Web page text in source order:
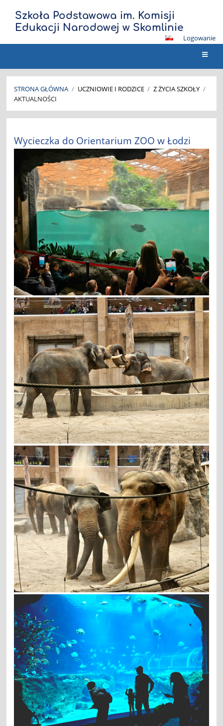
Szkoła Podstawowa im. Komisji
Edukacji Narodowej w Skomlinie
Logowanie
STRONA GŁÓWNA / UCZNIOWIE I RODZICE / Z ŻYCIA SZKOŁY /
AKTUALNOŚCI
Wycieczka do Orientarium ZOO w Łodzi